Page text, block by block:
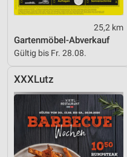
25,2 km
Gartenmöbel-Abverkauf
Gültig bis Fr. 28.08.
XXXLutz